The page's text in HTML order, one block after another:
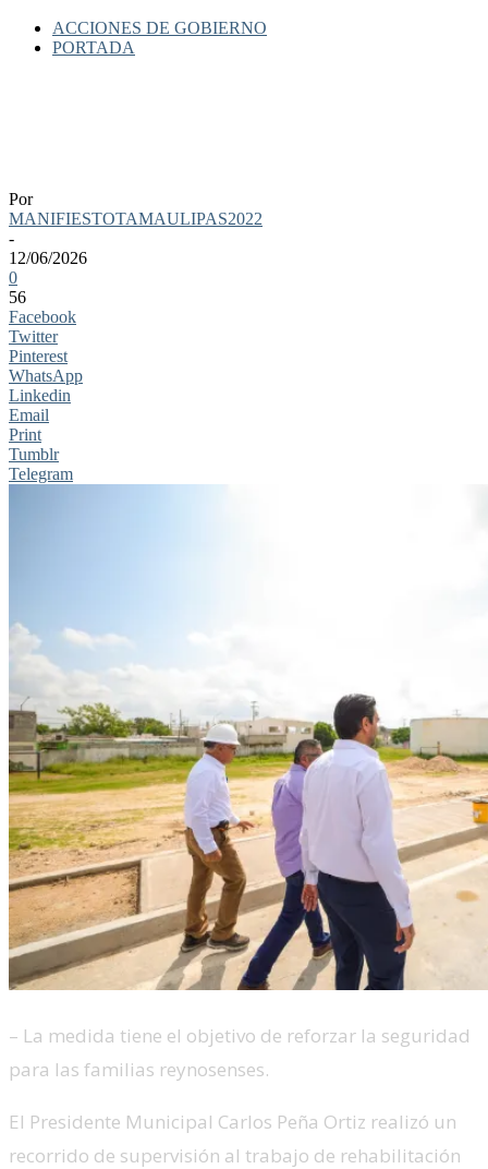
ACCIONES DE GOBIERNO
PORTADA
Por
MANIFIESTOTAMAULIPAS2022
-
12/06/2026
0
56
Facebook
Twitter
Pinterest
WhatsApp
Linkedin
Email
Print
Tumblr
Telegram
– La medida tiene el objetivo de reforzar la seguridad
para las familias reynosenses.
El Presidente Municipal Carlos Peña Ortiz realizó un
recorrido de supervisión al trabajo de rehabilitación